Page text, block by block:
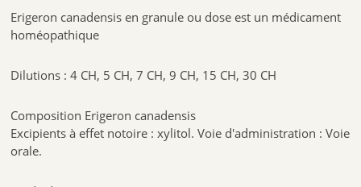
Erigeron canadensis en granule ou dose est un médicament
homéopathique
Dilutions : 4 CH, 5 CH, 7 CH, 9 CH, 15 CH, 30 CH
Composition Erigeron canadensis
Excipients à effet notoire : xylitol. Voie d'administration : Voie
orale.